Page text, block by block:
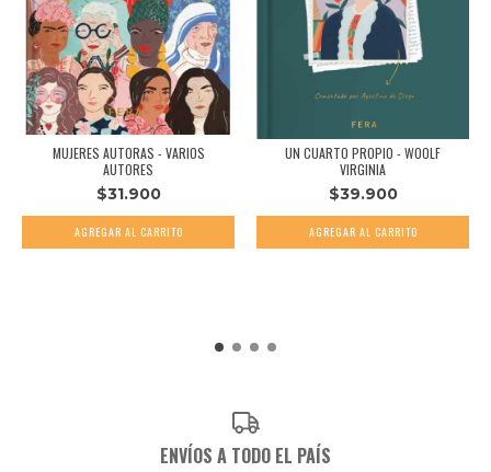
MUJERES AUTORAS - VARIOS
AUTORES
$31.900
UN CUARTO PROPIO - WOOLF
VIRGINIA
$39.900
ENVÍOS A TODO EL PAÍS